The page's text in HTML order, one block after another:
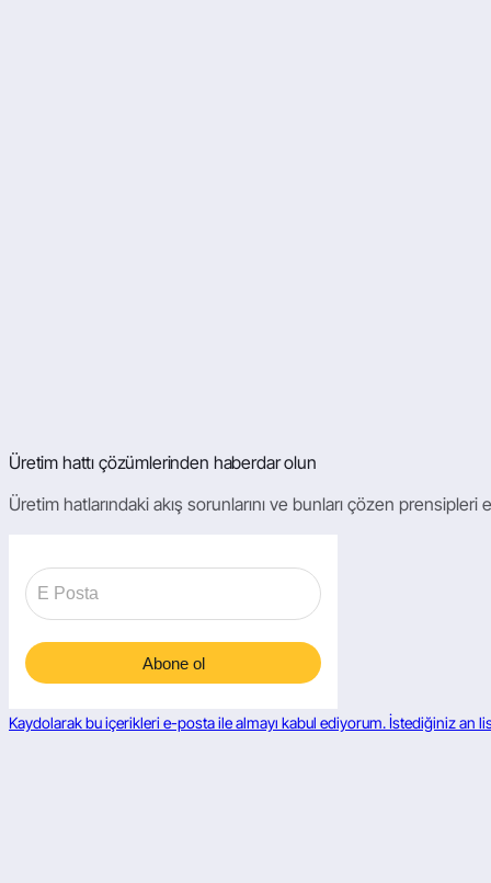
Üretim hattı çözümlerinden haberdar olun
Üretim hatlarındaki akış sorunlarını ve bunları çözen
Kaydolarak bu içerikleri e-posta ile almayı kabul ediyorum. İstediğiniz an